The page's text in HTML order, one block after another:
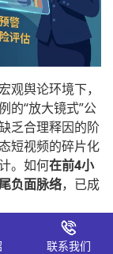
观舆论环境下，
的“放大镜式”公
乏合理释因的阶
短视频的碎片化
。如何在前4小
负面脉络，已成
消大厂及上市集
联系我们